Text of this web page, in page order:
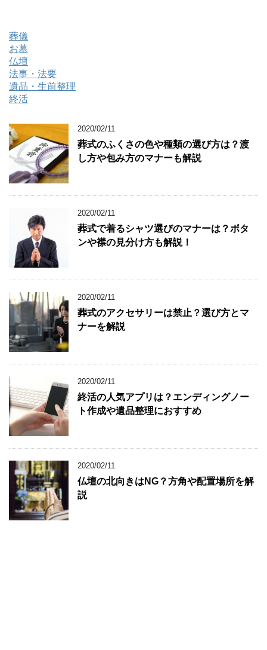
葬儀
お墓
仏壇
法事・法要
遺品・生前整理
終活
2020/02/11
葬式のふくさの色や種類の選び方は？渡
し方や包み方のマナーも解説
2020/02/11
葬式で着るシャツ選びのマナーは？ボタ
ンや襟の見分け方も解説！
2020/02/11
葬式のアクセサリーは禁止？選び方とマ
ナーを解説
2020/02/11
終活の人気アプリは？エンディングノー
ト作成や遺品整理におすすめ
2020/02/11
仏壇の北向きはNG？方角や配置場所を解
説